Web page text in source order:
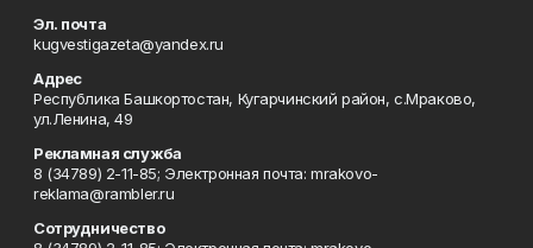
Эл. почта
kugvestigazeta@yandex.ru
Адрес
Республика Башкортостан, Кугарчинский район, с.Мраково,
ул.Ленина, 49
Рекламная служба
8 (34789) 2-11-85; Электронная почта: mrakovo-
reklama@rambler.ru
Сотрудничество